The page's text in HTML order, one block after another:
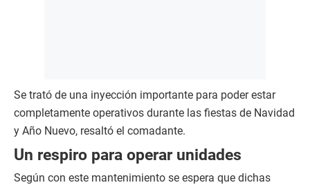
Se trató de una inyección importante para poder estar
completamente operativos durante las fiestas de Navidad
y Año Nuevo, resaltó el comadante.
Un respiro para operar unidades
Según con este mantenimiento se espera que dichas